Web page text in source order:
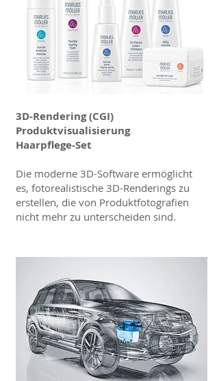
3D-Rendering (CGI)
Produktvisualisierung
Haarpflege-Set
Die moderne 3D-Software ermöglicht
es, fotorealistische 3D-Renderings zu
erstellen, die von Produktfotografien
nicht mehr zu unterscheiden sind.